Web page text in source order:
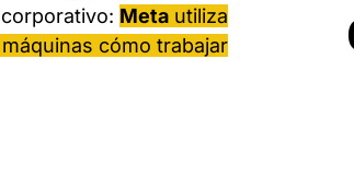
Meta utiliza
cómo trabajar